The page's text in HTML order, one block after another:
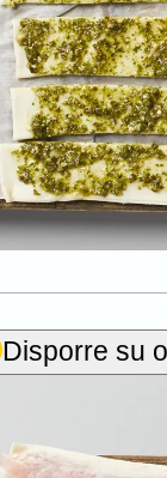
Disporre su